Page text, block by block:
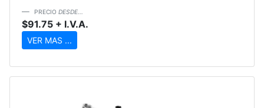
PRECIO DESDE...
$91.75 + I.V.A.
VER MAS ...